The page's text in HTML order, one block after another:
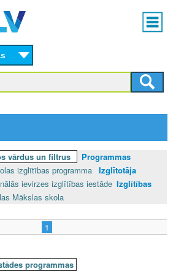
Main
menu
vārdus un filtrus
Programmas
izglītības programma Izglītotāja
ievirzes izglītības iestāde Izglītības
Mākslas skola
1
programmas